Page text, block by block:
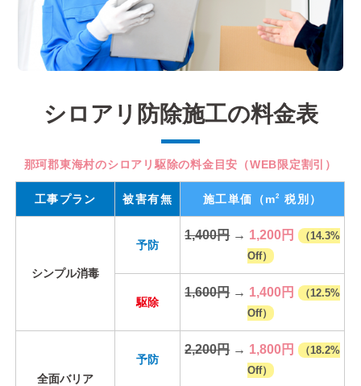
シロアリ防除施工の料金表
那珂郡東海村のシロアリ駆除の料金目安（WEB限定割引）
工事プラン 被害有無 施工単価 （m2 税別）
シンプル消毒
予防
1,400円→ 1,200円
（14.3%
Off）
駆除
1,600円→ 1,400円
（12.5%
Off）
全面バリア
予防
2,200円→ 1,800円
（18.2%
Off）